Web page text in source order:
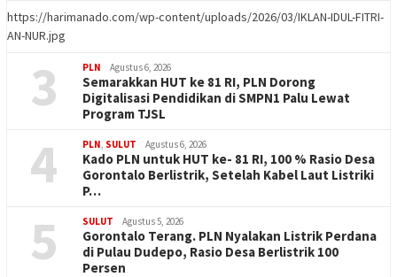
https://harimanado.com/wp-content/uploads/2026/03/IKLAN-IDUL-FITRI-
AN-NUR.jpg
3 PLN Agustus 6, 2026
Semarakkan HUT ke 81 RI, PLN Dorong
Digitalisasi Pendidikan di SMPN1 Palu Lewat
Program TJSL
4 PLN SULUT Agustus 6, 2026
Kado PLN untuk HUT ke- 81 RI, 100 % Rasio Desa
Gorontalo Berlistrik, Setelah Kabel Laut Listriki
P…
5 SULUT Agustus 5, 2026
Gorontalo Terang. PLN Nyalakan Listrik Perdana
di Pulau Dudepo, Rasio Desa Berlistrik 100
Persen